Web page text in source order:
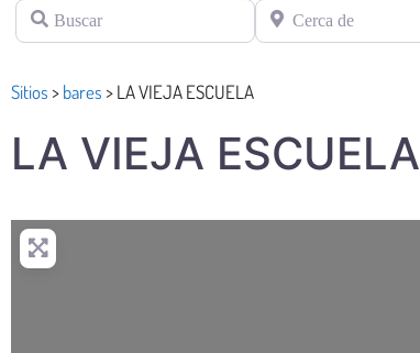
Buscar Cerca de
Sitios >bares >LA VIEJA ESCUELA
LA VIEJA ESCUELA